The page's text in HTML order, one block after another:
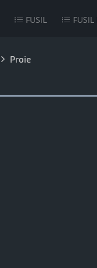
FUSIL FUSIL
Proie